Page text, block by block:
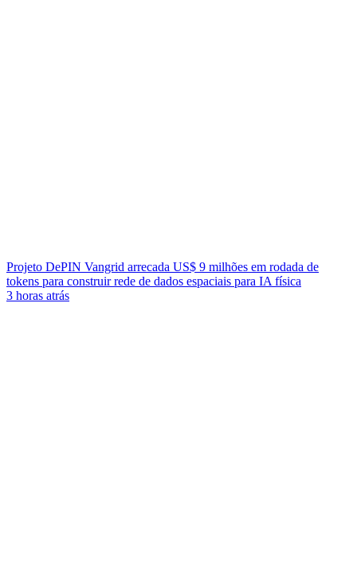
Projeto DePIN Vangrid arrecada US$ 9 milhões em rodada de
tokens para construir rede de dados espaciais para IA física
3 horas atrás